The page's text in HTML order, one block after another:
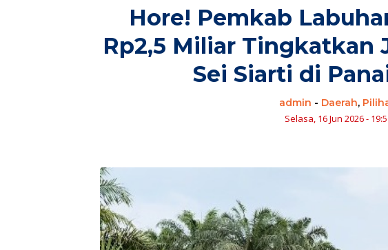
Hore! Pemkab
Rp2,5 Miliar Tingkatkan
Sei Siarti di
admin - Daerah,
Selasa, 16 Jun 2026 -